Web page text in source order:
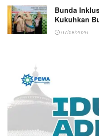
Bunda
Kukuhkan
07/08/2026